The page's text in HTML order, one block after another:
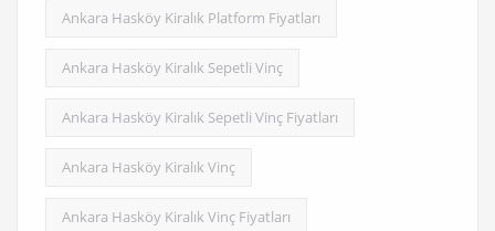
Ankara Hasköy Kiralık Platform Fiyatları
Ankara Hasköy Kiralık Sepetli Vinç
Ankara Hasköy Kiralık Sepetli Vinç Fiyatları
Ankara Hasköy Kiralık Vinç
Ankara Hasköy Kiralık Vinç Fiyatları